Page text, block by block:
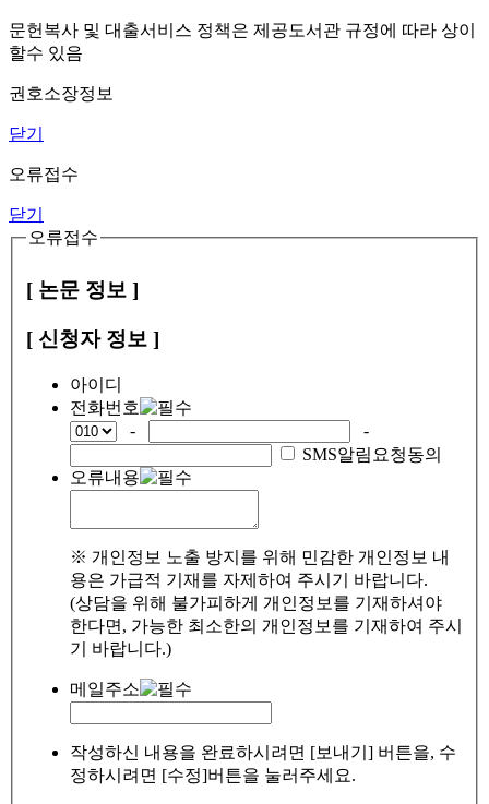
문헌복사 및 대출서비스 정책은 제공도서관 규정에 따라 상이
할수 있음
권호소장정보
닫기
오류접수
닫기
오류접수
[ 논문 정보 ]
[ 신청자 정보 ]
아이디
전화번호
-
-
SMS알림요청동의
오류내용
※ 개인정보 노출 방지를 위해 민감한 개인정보 내
용은 가급적 기재를 자제하여 주시기 바랍니다.
(상담을 위해 불가피하게 개인정보를 기재하셔야
한다면, 가능한 최소한의 개인정보를 기재하여 주시
기 바랍니다.)
메일주소
작성하신 내용을 완료하시려면 [보내기] 버튼을, 수
정하시려면 [수정]버튼을 눌러주세요.